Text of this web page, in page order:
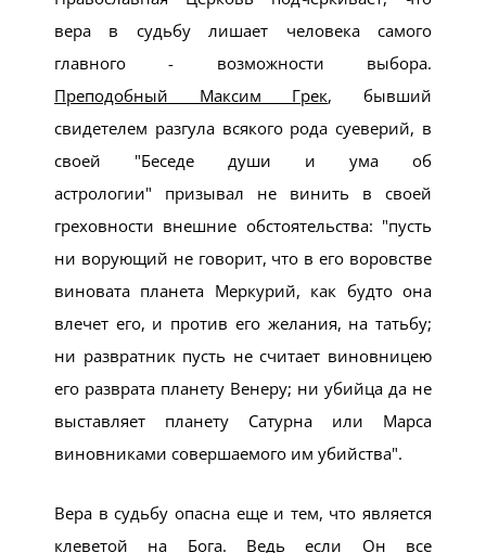
вера в судьбу лишает человека самого
главного - возможности выбора.
Преподобный Максим Грек, бывший
свидетелем разгула всякого рода суеверий, в
своей
Беседе души и ума об
астрологии
призывал не винить в своей
греховности внешние обстоятельства:
пусть
ни ворующий не говорит, что в его воровстве
виновата планета Меркурий, как будто она
влечет его, и против его желания, на татьбу;
ни развратник пусть не считает виновницею
его разврата планету Венеру; ни убийца да не
выставляет планету Сатурна или Марса
виновниками совершаемого им убийства .
Вера в судьбу опасна еще и тем, что является
клеветой на Бога. Ведь если Он все